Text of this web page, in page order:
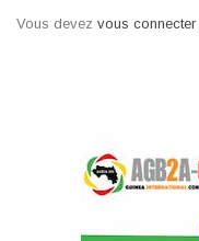
Vous devez vous connecter